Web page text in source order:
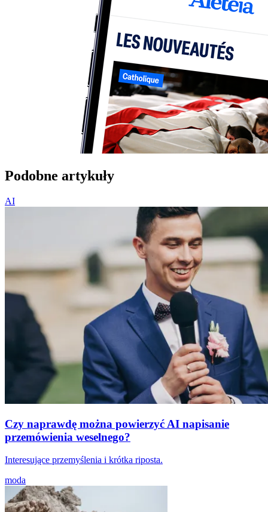
Podobne artykuły
AI
Czy naprawdę można powierzyć AI napisanie
przemówienia weselnego?
Interesujące przemyślenia i krótka riposta.
moda